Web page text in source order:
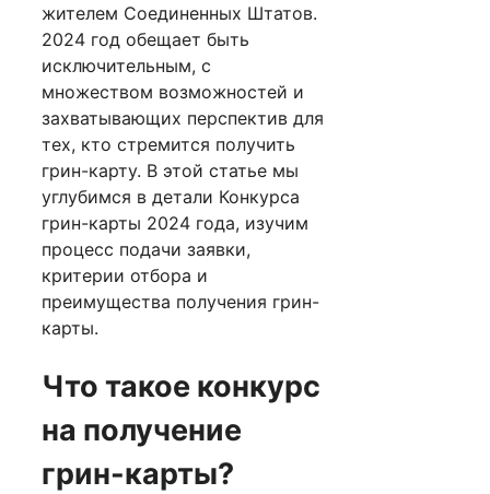
жителем Соединенных Штатов.
2024 год обещает быть
исключительным, с
множеством возможностей и
захватывающих перспектив для
тех, кто стремится получить
грин-карту. В этой статье мы
углубимся в детали Конкурса
грин-карты 2024 года, изучим
процесс подачи заявки,
критерии отбора и
преимущества получения грин-
карты.
Что такое конкурс
на получение
грин-карты?